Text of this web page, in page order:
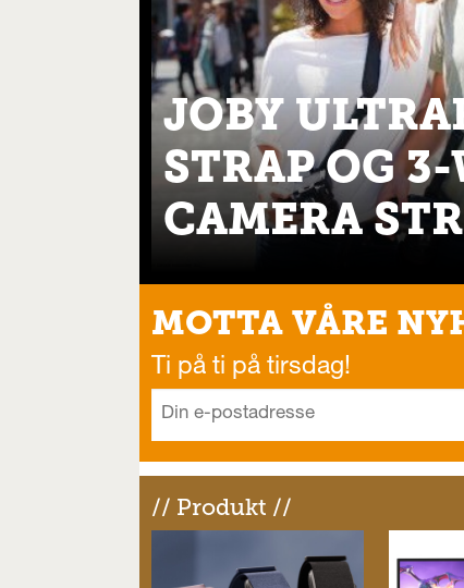
JOBY
STRAP OG 3-
CAMERA
MOTTA VÅRE
Ti på ti på tirsdag!
// Produkt //